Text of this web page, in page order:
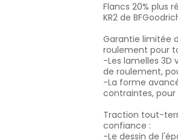
Flancs 20% plus
KR2 de
Garantie limitée
roulement pour
-Les lamelles 3D
de roulement,
-La forme
contraintes,
Traction tout-
confiance :
-Le dessin de